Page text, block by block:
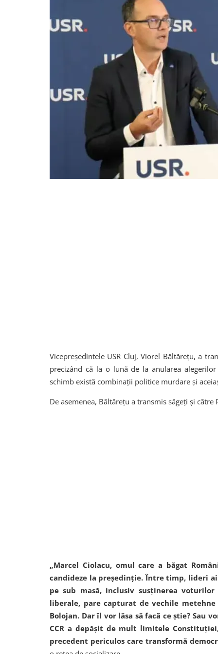
Vicepreședintele USR Cluj, Viorel Băltărețu, a
precizând că la o lună de la anularea
schimb există combinații politice murdare și
De asemenea, Băltărețu a transmis săgeți și
„Marcel Ciolacu, omul care a băgat
candideze la președinție. Între timp, lideri
pe sub masă, inclusiv susținerea
liberale, pare capturat de vechile
Bolojan. Dar îl vor lăsa să facă ce știe? Sau
CCR a depășit de mult limitele
precedent periculos care transformă